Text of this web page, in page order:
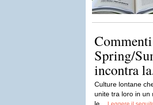
Spring/
incontra
Culture lontane
unite tra loro in un